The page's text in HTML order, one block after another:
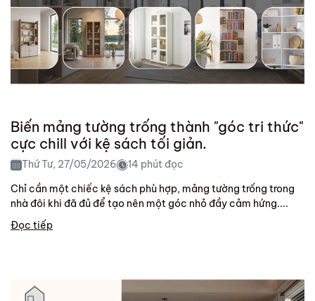
Biến mảng tường trống thành "góc tri thức"
cực chill với kệ sách tối giản.
Thứ Tư, 27/05/2026
14 phút đọc
Chỉ cần một chiếc kệ sách phù hợp, mảng tường trống trong
nhà đôi khi đã đủ để tạo nên một góc nhỏ đầy cảm hứng....
Đọc tiếp